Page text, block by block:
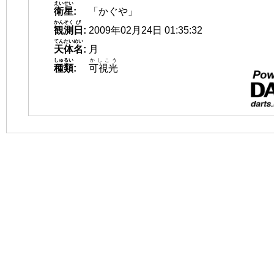
衛星
えいせい
:
「かぐや」
観測
かんそく
日
び
: 2009年02月24日 01:35:32
天体名
てんたいめい
: 月
種類
しゅるい
: 可視光
かしこう